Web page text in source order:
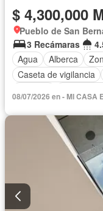
$ 4,300,000
3 Recámaras
Agua
Alberca
Caseta de vigilancia
Seguridad
08/07/2026 en - MI CASA